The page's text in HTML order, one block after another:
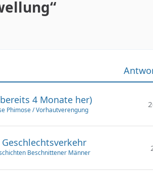
4 Monate her)
Phimose / Vorhautverengung
Beschnittener Männer